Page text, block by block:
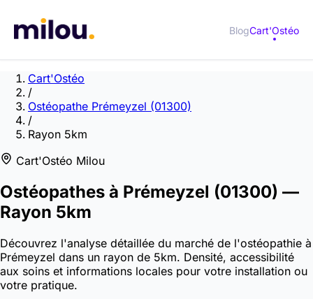
BlogCart'Ostéo
Cart'Ostéo
/
Ostéopathe Prémeyzel (01300)
/
Rayon 5km
Cart'Ostéo Milou
Ostéopathes à Prémeyzel (01300) —
Rayon 5km
Découvrez l'analyse détaillée du marché de l'ostéopathie à
Prémeyzel dans un rayon de 5km. Densité, accessibilité
aux soins et informations locales pour votre installation ou
votre pratique.